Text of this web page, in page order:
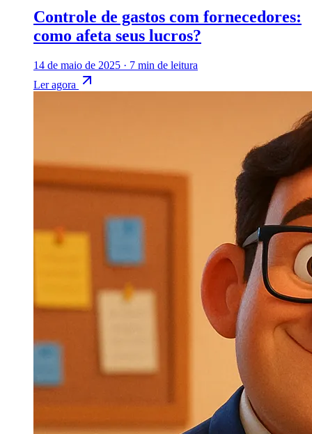
Controle de gastos com fornecedores:
como afeta seus lucros?
14 de maio de 2025 · 7 min de leitura
Ler agora